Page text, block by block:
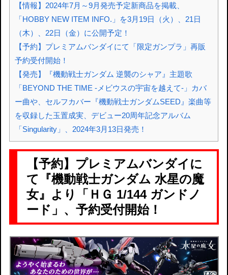
【情報】2024年7月～9月発売予定新商品を掲載、
「HOBBY NEW ITEM INFO.」を3月19日（火）、21日
（木）、22日（金）に公開予定！
【予約】プレミアムバンダイにて「限定ガンプラ」再販
予約受付開始！
【発売】『機動戦士ガンダム 逆襲のシャア』主題歌
「BEYOND THE TIME -メビウスの宇宙を越えて-」カバ
ー曲や、セルフカバー『機動戦士ガンダムSEED』楽曲等
を収録した玉置成実、デビュー20周年記念アルバム
「Singularity」、2024年3月13日発売！
【予約】プレミアムバンダイに
て『機動戦士ガンダム 水星の魔
女』より「ＨＧ 1/144 ガンドノ
ード」、予約受付開始！